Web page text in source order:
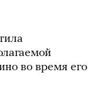
во время его